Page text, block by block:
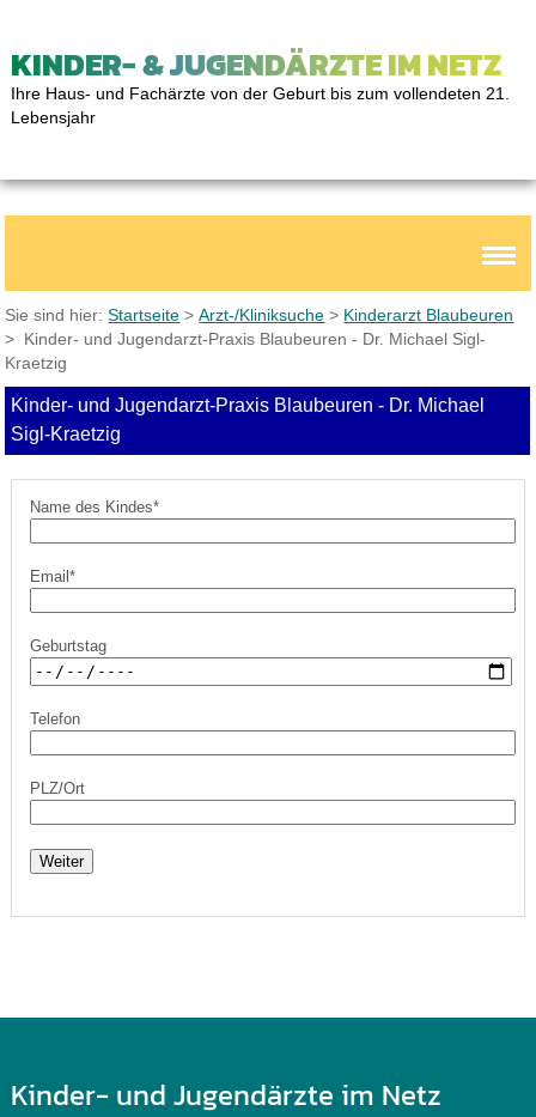
KINDER- & JUGENDÄRZTE IM NETZ
Ihre Haus- und Fachärzte von der Geburt bis zum vollendeten 21.
Lebensjahr
Sie sind hier:Startseite >Arzt-/Kliniksuche > Kinderarzt Blaubeuren
> Kinder- und Jugendarzt-Praxis Blaubeuren - Dr. Michael Sigl-
Kraetzig
Kinder- und Jugendarzt-Praxis Blaubeuren - Dr. Michael
Sigl-Kraetzig
Name des Kindes*
Email*
Geburtstag
Telefon
PLZ/Ort
Weiter
Kinder- und Jugendärzte im Netz